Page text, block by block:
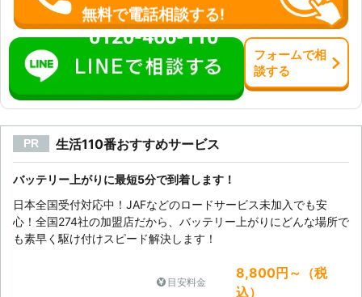
者である株式会社イージャンワークス
にお任せください。
無料で電話相談する!
0120-466-110
フォームで相
談する
PR 生活110番おすすめサービス
バッテリー上がりに最短5分で到着します！
日本全国受付対応中！JAFなどのロードサービス未加入でも安
心！全国274社の加盟店だから、バッテリー上がりにどんな場所で
も素早く駆け付けスピード解決します！
目安料金
8,800円～（税
込）